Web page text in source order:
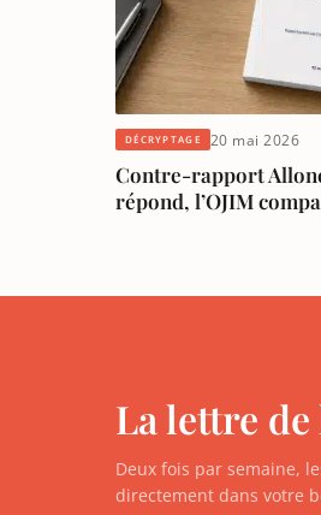
DÉCRYPTAGE 20 mai 2026
Contre-rapport
répond, l’OJIM
La lettre
Deux fois par semaine,
directement dans votre